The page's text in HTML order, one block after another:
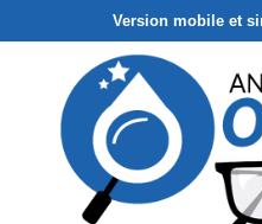
Version mobile et